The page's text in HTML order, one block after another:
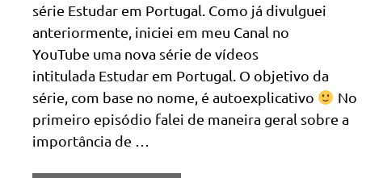
série Estudar em Portugal. Como já divulguei
anteriormente, iniciei em meu Canal no
YouTube uma nova série de vídeos
intitulada Estudar em Portugal. O objetivo da
série, com base no nome, é autoexplicativo
No
primeiro episódio falei de maneira geral sobre a
importância de …